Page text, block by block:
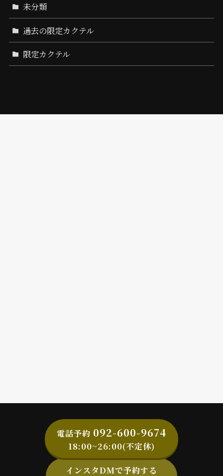
未分類
過去の限定カクテル
限定カクテル
電話予約 092-600-9674
18:00~26:00(不定休)
インスタDMで予約する